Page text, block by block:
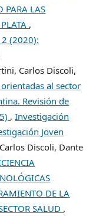
PARA LAS
,
(2020):
Carlos Discoli,
al sector
Revisión de
,Investigación
Joven
Discoli, Dante
DE LA
SALUD ,